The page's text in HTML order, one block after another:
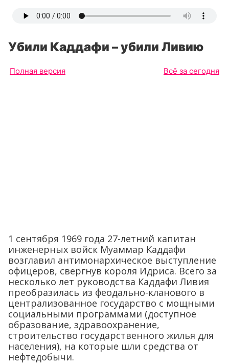
Убили Каддафи – убили Ливию
Полная версия Всё за сегодня
1 сентября 1969 года 27-летний капитан
инженерных войск Муаммар Каддафи
возглавил антимонархическое выступление
офицеров, свергнув короля Идриса. Всего за
несколько лет руководства Каддафи Ливия
преобразилась из феодально-кланового в
централизованное государство с мощными
социальными программами (доступное
образование, здравоохранение,
строительство государственного жилья для
населения), на которые шли средства от
нефтедобычи.